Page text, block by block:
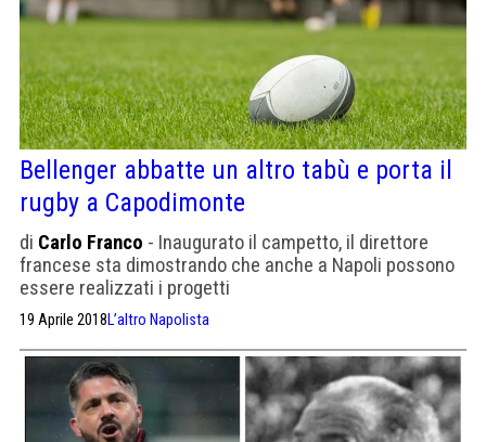
Bellenger abbatte un altro tabù e porta il
rugby a Capodimonte
di Carlo Franco - Inaugurato il campetto, il direttore
francese sta dimostrando che anche a Napoli possono
essere realizzati i progetti
19 Aprile 2018L’altro Napolista